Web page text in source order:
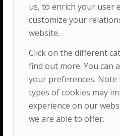
us, to enrich your user
customize your
website.
Click on the different
find out more. You can
your preferences.
types of cookies may
experience on our
we are able to offer.
broader context
of integrated
ecological,social
and human
development.